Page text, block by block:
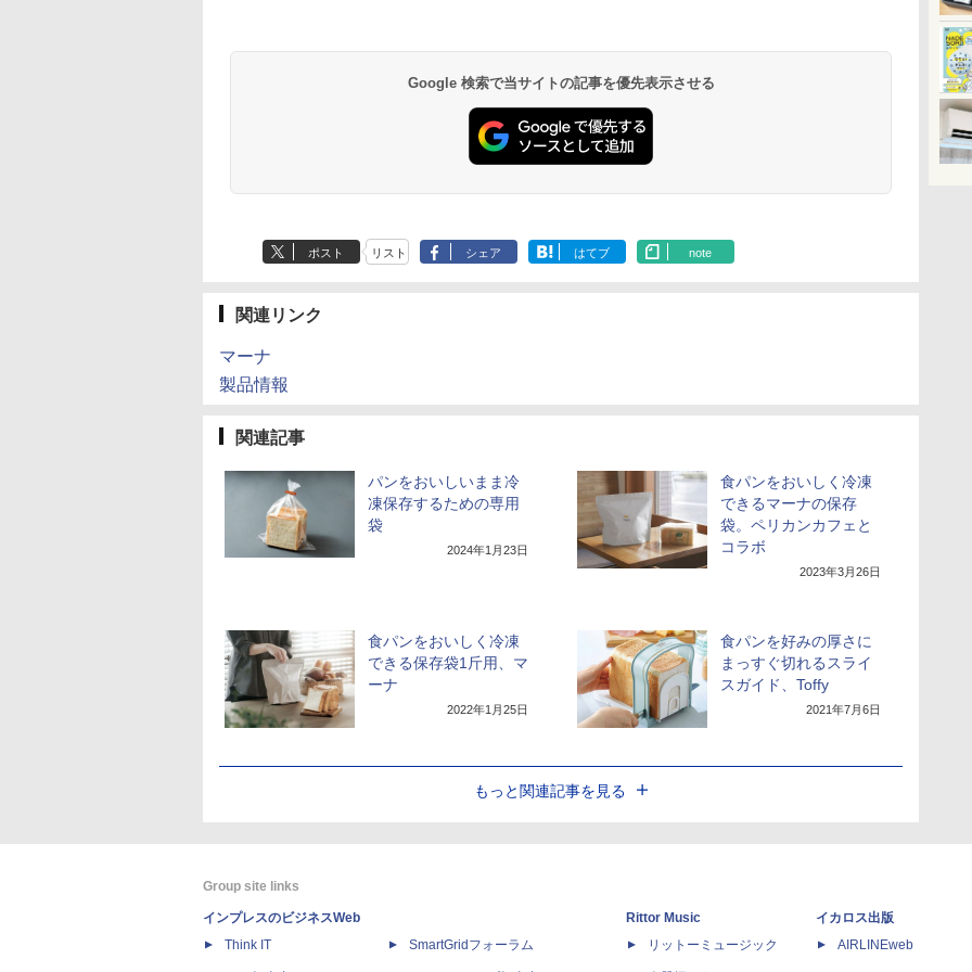
Google 検索で当サイトの記事を優先表示させる
ポスト リスト シェア はてブ note
関連リンク
マーナ
製品情報
関連記事
パンをおいしいまま冷
凍保存するための専用
袋
2024年1月23日
食パンをおいしく冷凍
できるマーナの保存
袋。ペリカンカフェと
コラボ
2023年3月26日
食パンをおいしく冷凍
できる保存袋1斤用、マ
ーナ
2022年1月25日
食パンを好みの厚さに
まっすぐ切れるスライ
スガイド、Toffy
2021年7月6日
もっと関連記事を見る
Group site links
インプレスのビジネスWeb
Think IT
SmartGridフォーラム
Rittor Music
リットーミュージック
イカロス出版
AIRLINEweb